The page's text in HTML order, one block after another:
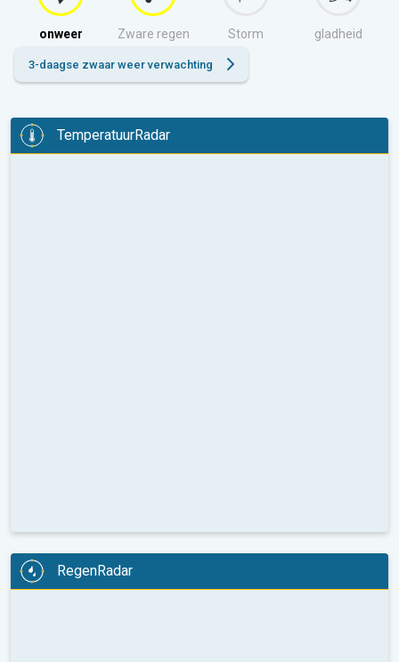
onweer Zware regen Storm gladheid
3-daagse zwaar weer verwachting
TemperatuurRadar
RegenRadar